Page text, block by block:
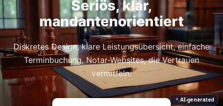
AI-generated
Seriös, klar,
mandantenorientiert
Diskretes Design, klare Leistungsübersicht, einfache
Terminbuchung, Notar-Websites, die Vertrauen
vermitteln.